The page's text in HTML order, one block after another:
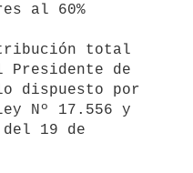
al 60%
total
Presidente de
dispuesto por
Nº 17.556 y
19 de